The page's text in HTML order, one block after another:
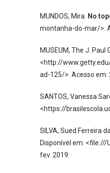
MUNDOS, Mira. No
montanha-do-mar/>.
MUSEUM, The J. Paul
<http://
ad-125/>. Acesso em:
SANTOS, Vanessa
<https://
SILVA, Sued Ferreira
Disponível em:
fev. 2019.